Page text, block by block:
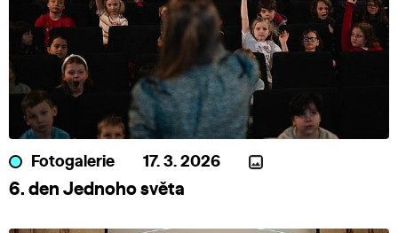
Fotogalerie 17. 3. 2026
6. den Jednoho světa